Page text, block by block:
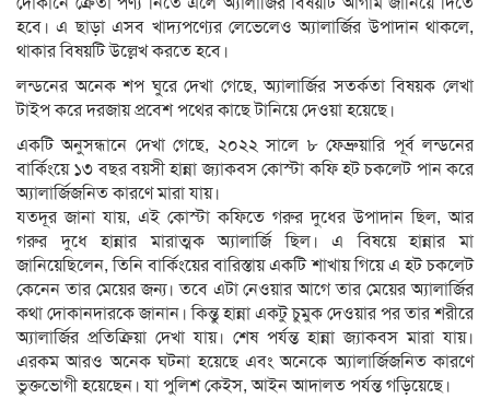
হবে। এ ছাড়া এসব খাদ্যপণ্যের লেভেলেও অ্যালার্জির উপাদান থাকলে,
থাকার বিষয়টি উল্লেখ করতে হবে।
লন্ডনের অনেক শপ ঘুরে দেখা গেছে, অ্যালার্জির সতর্কতা বিষয়ক লেখা
টাইপ করে দরজায় প্রবেশ পথের কাছে টানিয়ে দেওয়া হয়েছে।
একটি অনুসন্ধানে দেখা গেছে, ২০২২ সালে ৮ ফেব্রুয়ারি পূর্ব লন্ডনের
বার্কিংয়ে ১৩ বছর বয়সী হান্না জ্যাকবস কোস্টা কফি হট চকলেট পান করে
অ্যালার্জিজনিত কারণে মারা যায়।
যতদূর জানা যায়, এই কোস্টা কফিতে গরুর দুধের উপাদান ছিল, আর
গরুর দুধে হান্নার মারাত্মক অ্যালার্জি ছিল। এ বিষয়ে হান্নার মা
জানিয়েছিলেন, তিনি বার্কিংয়ের বারিস্তায় একটি শাখায় গিয়ে এ হট চকলেট
কেনেন তার মেয়ের জন্য। তবে এটা নেওয়ার আগে তার মেয়ের অ্যালার্জির
কথা দোকানদারকে জানান। কিন্তু হান্না একটু চুমুক দেওয়ার পর তার শরীরে
অ্যালার্জির প্রতিক্রিয়া দেখা যায়। শেষ পর্যন্ত হান্না জ্যাকবস মারা যায়।
এরকম আরও অনেক ঘটনা হয়েছে এবং অনেকে অ্যালার্জিজনিত কারণে
ভুক্তভোগী হয়েছেন। যা পুলিশ কেইস, আইন আদালত পর্যন্ত গড়িয়েছে।